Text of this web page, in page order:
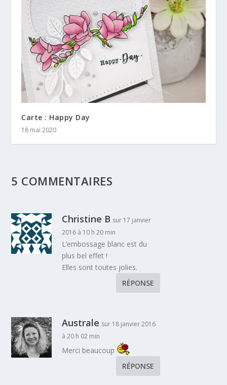
Carte : Happy Day
18 mai 2020
5 COMMENTAIRES
Christine B sur 17 janvier
2016 à 10 h 20 min
L’embossage blanc est du
plus bel effet !
Elles sont toutes jolies.
RÉPONSE
Australe sur 18 janvier 2016
à 20 h 02 min
Merci beaucoup
RÉPONSE